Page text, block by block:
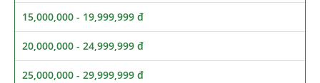
15,000,000 - 19,999,999 đ
20,000,000 - 24,999,999 đ
25,000,000 - 29,999,999 đ